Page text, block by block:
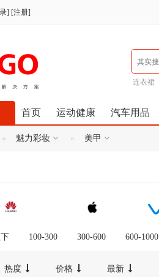
] [注册]
连衣裙
首页 运动健康 汽车用品
魅力彩妆 美甲
100-300 300-600 600-1000
热度 价格 最新